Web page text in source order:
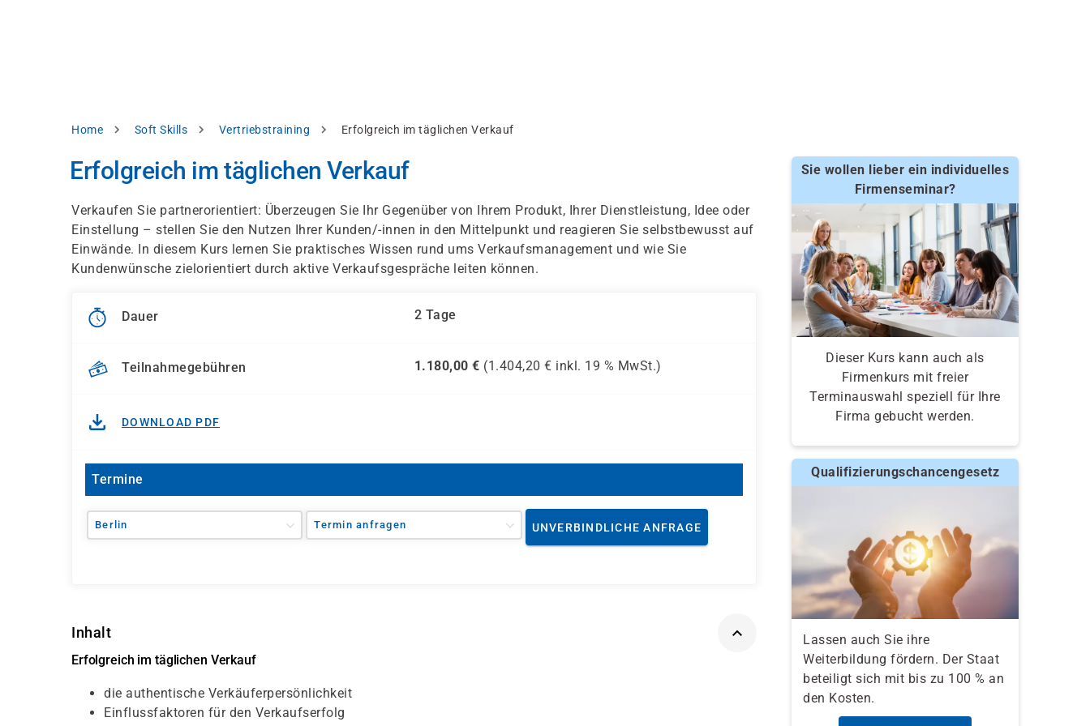
Pfadnavigation
Home Soft Skills Vertriebstraining Erfolgreich im täglichen Verkauf
Erfolgreich im täglichen Verkauf
Verkaufen Sie partnerorientiert: Überzeugen Sie Ihr Gegenüber von Ihrem Produkt, Ihrer Dienstleistung, Idee oder
Einstellung – stellen Sie den Nutzen Ihrer Kunden/-innen in den Mittelpunkt und reagieren Sie selbstbewusst auf
Einwände. In diesem Kurs lernen Sie praktisches Wissen rund ums Verkaufsmanagement und wie Sie
Kundenwünsche zielorientiert durch aktive Verkaufsgespräche leiten können.
Dauer 2 Tage
Teilnahmegebühren 1.180,00 € (1.404,20 € inkl. 19 % MwSt.)
DOWNLOAD PDF
Termine
Berlin Termin anfragen UNVERBINDLICHE ANFRAGE
Inhalt
Erfolgreich im täglichen Verkauf
die authentische Verkäuferpersönlichkeit
Einflussfaktoren für den Verkaufserfolg
Sie wollen lieber ein individuelles
Firmenseminar?
Dieser Kurs kann auch als
Firmenkurs mit freier
Terminauswahl speziell für Ihre
Firma gebucht werden.
Qualifizierungschancengesetz
Lassen auch Sie ihre
Weiterbildung fördern. Der Staat
beteiligt sich mit bis zu 100 % an
den Kosten.